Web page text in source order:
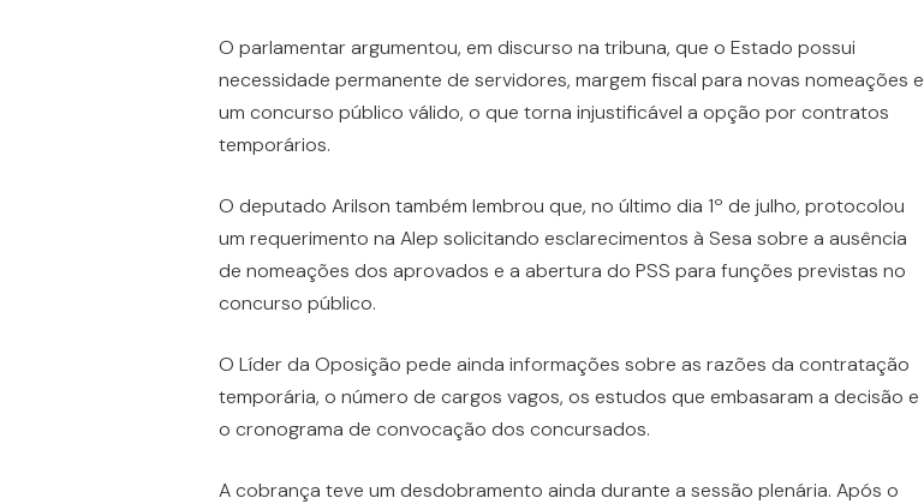
O parlamentar argumentou, em discurso na tribuna, que o Estado possui
necessidade permanente de servidores, margem fiscal para novas nomeações e
um concurso público válido, o que torna injustificável a opção por contratos
temporários.
O deputado Arilson também lembrou que, no último dia 1º de julho, protocolou
um requerimento na Alep solicitando esclarecimentos à Sesa sobre a ausência
de nomeações dos aprovados e a abertura do PSS para funções previstas no
concurso público.
O Líder da Oposição pede ainda informações sobre as razões da contratação
temporária, o número de cargos vagos, os estudos que embasaram a decisão e
o cronograma de convocação dos concursados.
A cobrança teve um desdobramento ainda durante a sessão plenária. Após o